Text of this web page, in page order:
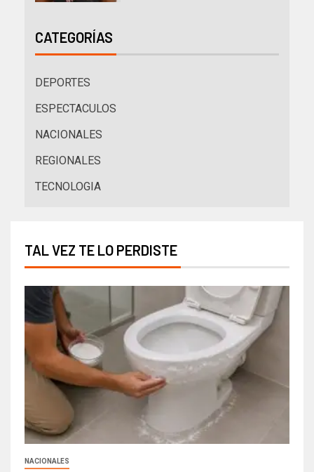
CATEGORÍAS
DEPORTES
ESPECTACULOS
NACIONALES
REGIONALES
TECNOLOGIA
TAL VEZ TE LO PERDISTE
NACIONALES